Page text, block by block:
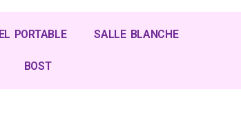
PORTABLE SALLE BLANCHE
BOST